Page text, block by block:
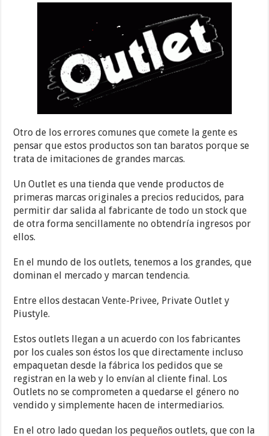
Otro de los errores comunes que comete la gente es
pensar que estos productos son tan baratos porque se
trata de imitaciones de grandes marcas.
Un Outlet es una tienda que vende productos de
primeras marcas originales a precios reducidos, para
permitir dar salida al fabricante de todo un stock que
de otra forma sencillamente no obtendría ingresos por
ellos.
En el mundo de los outlets, tenemos a los grandes, que
dominan el mercado y marcan tendencia.
Entre ellos destacan Vente-Privee, Private Outlet y
Piustyle.
Estos outlets llegan a un acuerdo con los fabricantes
por los cuales son éstos los que directamente incluso
empaquetan desde la fábrica los pedidos que se
registran en la web y lo envían al cliente final. Los
Outlets no se comprometen a quedarse el género no
vendido y simplemente hacen de intermediarios.
En el otro lado quedan los pequeños outlets, que con la